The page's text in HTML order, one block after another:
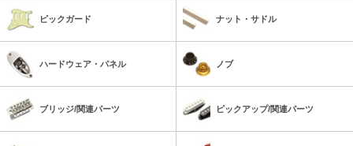
ピックガード ナット・サドル
ハードウェア・パネル ノブ
ブリッジ/関連パーツ ピックアップ/関連パーツ